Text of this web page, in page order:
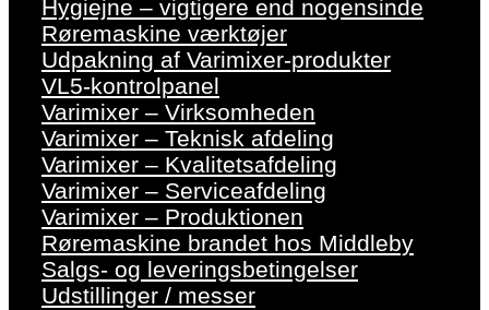
Hygiejne – vigtigere end nogensinde
Røremaskine værktøjer
Udpakning af Varimixer-produkter
VL5-kontrolpanel
Varimixer – Virksomheden
Varimixer – Teknisk afdeling
Varimixer – Kvalitetsafdeling
Varimixer – Serviceafdeling
Varimixer – Produktionen
Røremaskine brandet hos Middleby
Salgs- og leveringsbetingelser
Udstillinger / messer